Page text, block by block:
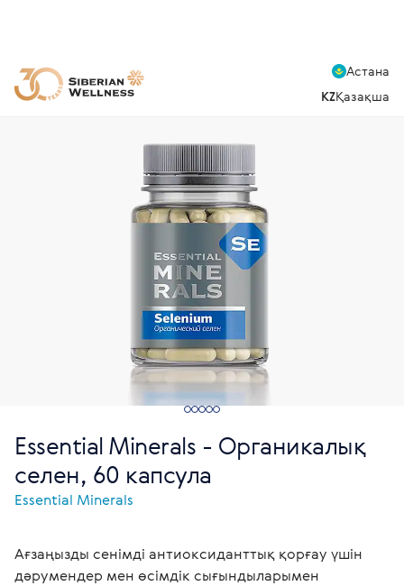
Астана
KZҚазақша
Essential Minerals - Органикалық
селен, 60 капсула
Essential Minerals
Ағзаңызды сенімді антиоксиданттық қорғау үшін
дәрумендер мен өсімдік сығындыларымен